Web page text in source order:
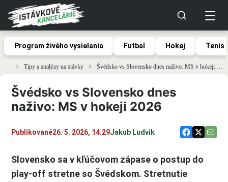
Program živého vysielania Futbal Hokej Tenis
Tipy a analýzy na stávky Švédsko vs Slovensko dnes naživo: MS v hokeji 2026
Švédsko vs Slovensko dnes
naživo: MS v hokeji 2026
Publikované26. 5. 2026, 14:29Jakub Ludvik
Slovensko sa v kľúčovom zápase o postup do
play-off stretne so Švédskom. Stretnutie